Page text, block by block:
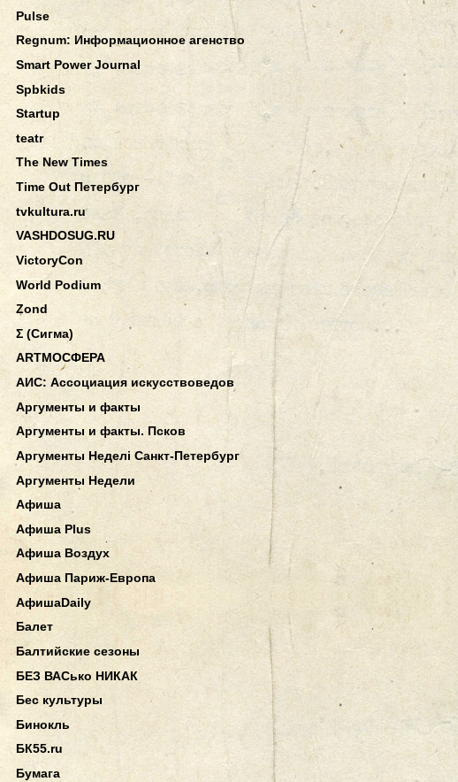
Pulse
Regnum: Информационное агенство
Smart Power Journal
Spbkids
Startup
teatr
The New Times
Time Out Петербург
tvkultura.ru
VASHDOSUG.RU
VictoryCon
World Podium
Zond
Σ (Сигма)
АRТМОСФЕРА
АИС: Ассоциация искусствоведов
Аргументы и факты
Аргументы и факты. Псков
Аргументы Неделi Санкт-Петербург
Аргументы Недели
Афиша
Афиша Plus
Афиша Воздух
Афиша Париж-Европа
АфишаDaily
Балет
Балтийские сезоны
БЕЗ ВАСько НИКАК
Бес культуры
Бинокль
БК55.ru
Бумага